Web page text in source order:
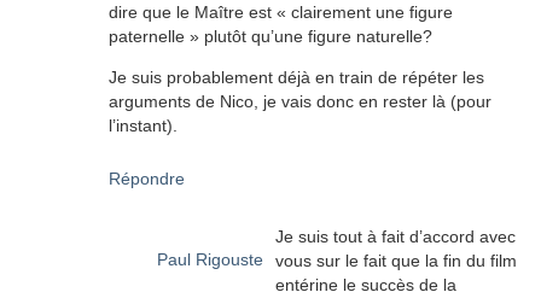
dire que le Maître est « clairement une figure
paternelle » plutôt qu’une figure naturelle?
Je suis probablement déjà en train de répéter les
arguments de Nico, je vais donc en rester là (pour
l’instant).
Répondre
Paul Rigouste
Je suis tout à fait d’accord avec
vous sur le fait que la fin du film
entérine le succès de la